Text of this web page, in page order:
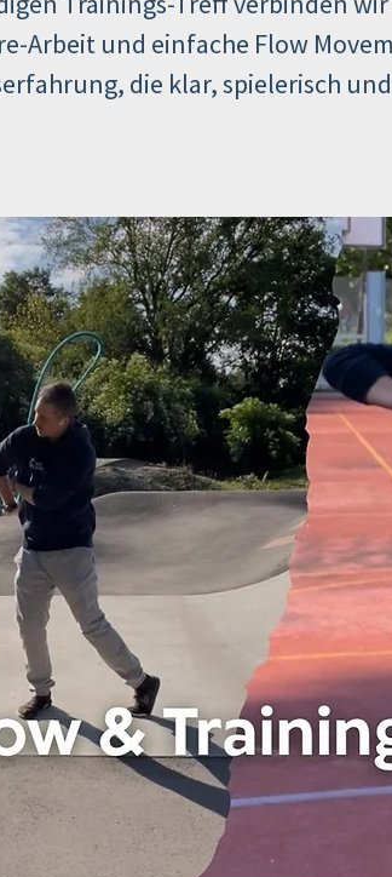
Arbeit und einfache Flow
die klar, spielerisch